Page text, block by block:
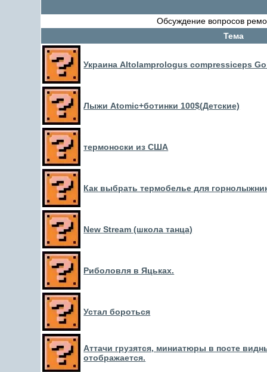
Обсуждение вопросов
Тема
Украина Altolamprologus compressiceps
Лыжи Atomic+ботинки 100$(Детские)
термоноски из США
Как выбрать термобелье для
New Stream (школа танца)
Риболовля в Яцьках.
Устал бороться
Аттачи грузятся, миниатюры в посте
отображается.